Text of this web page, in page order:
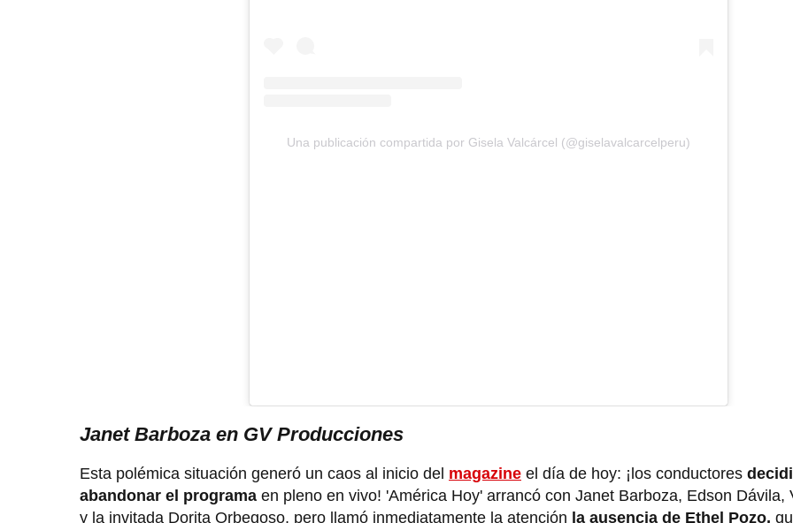
Una publicación compartida por Gisela Valcárcel (@giselavalcarcelperu)
Janet Barboza en GV Producciones
Esta polémica situación generó un caos al inicio del magazine el día de hoy: ¡los conductores
abandonar el programa en pleno en vivo! 'América Hoy' arrancó con Janet Barboza, Edson Dávila,
y la invitada Dorita Orbegoso, pero llamó inmediatamente la atención la ausencia de Ethel Pozo,